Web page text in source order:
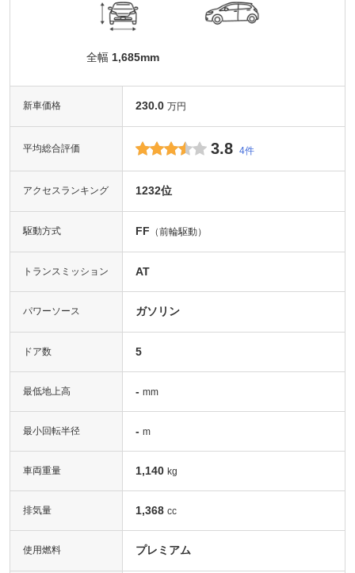
全幅 1,685mm
新車価格 230.0 万円
平均総合評価 3.8 4件
アクセスランキング 1232位
駆動方式 FF （前輪駆動）
トランスミッション AT
パワーソース ガソリン
ドア数 5
最低地上高 - mm
最小回転半径 - m
車両重量 1,140 kg
排気量 1,368 cc
使用燃料 プレミアム